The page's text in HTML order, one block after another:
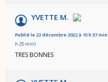
YVETTE M.
Publié le 22 décembre 2022 à 15 h 57 min
h 25 min)
TRES BONNES